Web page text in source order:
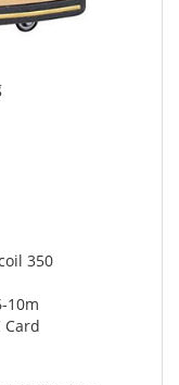
350
10m
Card